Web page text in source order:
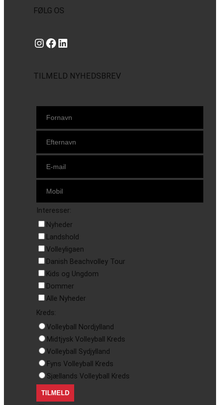
FØLG OS
Instagram https://www.facebook.com/danishbeachvolleytour LinkedIn
TILMELD NYHEDSBREV
Interesser:
Nyheder
Landshold
Volleyligaen
Danish Beachvolley Tour
Kids og Ungdom
Dommer
Alle Nyheder
Kreds:
Volleyball Nordjylland
Midtjysk Volleyball Kreds
Volleyball Sydjylland
Fyns Volleyball Kreds
Sjællands Volleyball Kreds